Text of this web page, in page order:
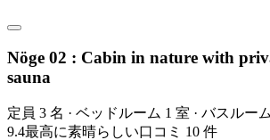
Nöge 02 : Cabin in nature with
sauna
定員 3 名 · ベッドルーム 1 室 · バスルー
9.4最高に素晴らしい口コミ 10 件